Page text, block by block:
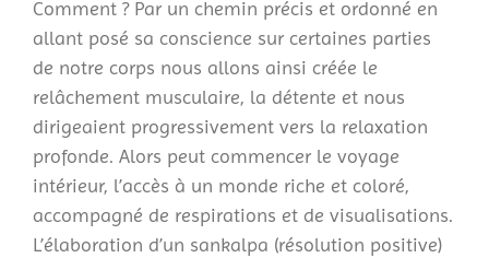
Comment ? Par un chemin précis et ordonné en
allant posé sa conscience sur certaines parties
de notre corps nous allons ainsi créée le
relâchement musculaire, la détente et nous
dirigeaient progressivement vers la relaxation
profonde. Alors peut commencer le voyage
intérieur, l’accès à un monde riche et coloré,
accompagné de respirations et de visualisations.
L’élaboration d’un sankalpa (résolution positive)